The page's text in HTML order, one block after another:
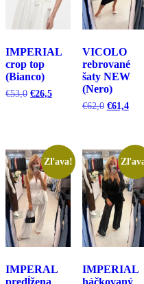
IMPERIAL
crop top
(Bianco)
€53,0 Pôvodná
€26,5Aktuálna
VICOLO
rebrované
šaty NEW
(Nero)
€62,0 Pôvodná
€61,4
Zľava!
IMPERAL
IMPERIAL